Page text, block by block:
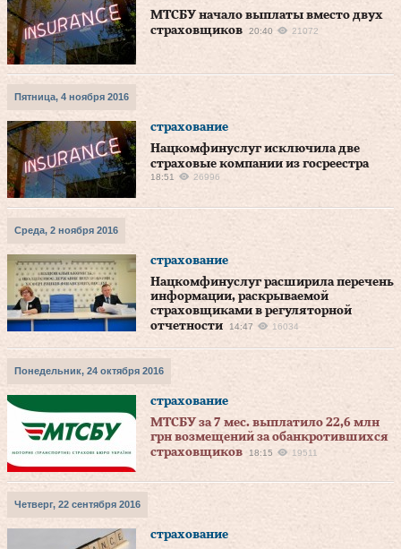
МТСБУ начало выплаты вместо двух
страховщиков
20:40 21072
Пятница, 4 ноября 2016
страхование
Нацкомфинуслуг исключила две
страховые компании из госреестра
18:51 26996
Среда, 2 ноября 2016
страхование
Нацкомфинуслуг расширила перечень
информации, раскрываемой
страховщиками в регуляторной
отчетности
14:47 16034
Понедельник, 24 октября 2016
страхование
МТСБУ за 7 мес. выплатило 22,6 млн
грн возмещений за обанкротившихся
страховщиков
18:15 19511
Четверг, 22 сентября 2016
страхование